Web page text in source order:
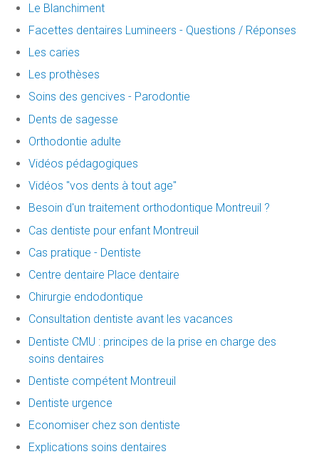
Le Blanchiment
Facettes dentaires Lumineers - Questions / Réponses
Les caries
Les prothèses
Soins des gencives - Parodontie
Dents de sagesse
Orthodontie adulte
Vidéos pédagogiques
Vidéos "vos dents à tout age"
Besoin d'un traitement orthodontique Montreuil ?
Cas dentiste pour enfant Montreuil
Cas pratique - Dentiste
Centre dentaire Place dentaire
Chirurgie endodontique
Consultation dentiste avant les vacances
Dentiste CMU : principes de la prise en charge des
soins dentaires
Dentiste compétent Montreuil
Dentiste urgence
Economiser chez son dentiste
Explications soins dentaires